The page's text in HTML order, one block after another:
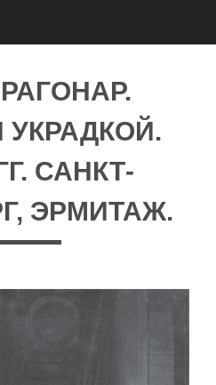
УКРАДКОЙ.
САНКТ-
ЭРМИТАЖ.